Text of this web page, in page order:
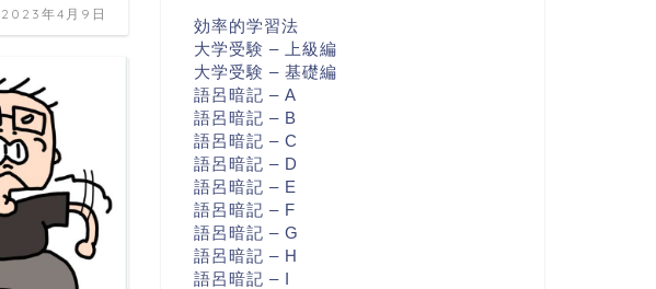
2023年4月9日
効率的学習法
大学受験 – 上級編
大学受験 – 基礎編
語呂暗記 – A
語呂暗記 – B
語呂暗記 – C
語呂暗記 – D
語呂暗記 – E
語呂暗記 – F
語呂暗記 – G
語呂暗記 – H
語呂暗記 – I